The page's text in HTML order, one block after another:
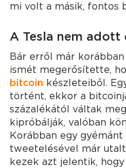
mi volt a másik, fontos
A Tesla nem adott
Bár erről már
ismét megerősítette,
bitcoin készleteiből.
történt, ekkor a
százalékától váltak
kipróbálják, valóban
Korábban egy
tweetelésével már
kezek azt jelentik,